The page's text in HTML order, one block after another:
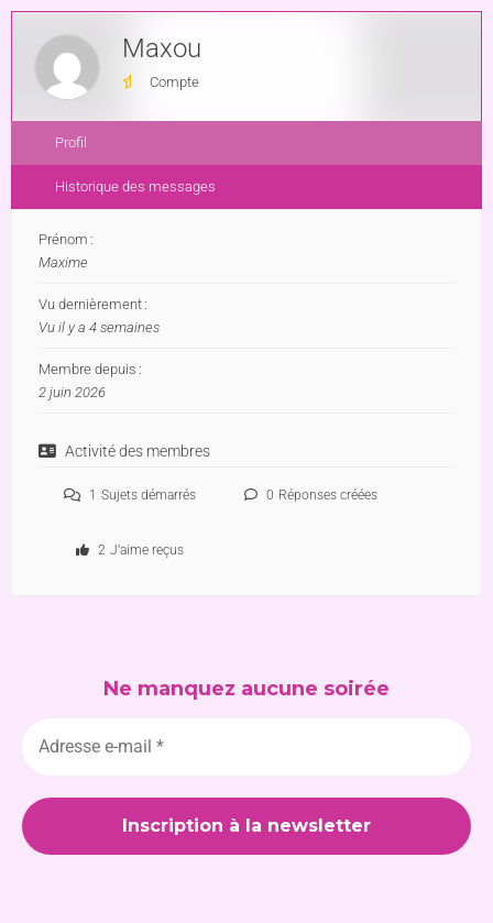
Maxou
Compte
Profil
Historique des messages
Prénom :
Maxime
Vu dernièrement :
Vu il y a 4 semaines
Membre depuis :
2 juin 2026
Activité des membres
1 Sujets démarrés 0 Réponses créées
2 J’aime reçus
Ne manquez aucune soirée